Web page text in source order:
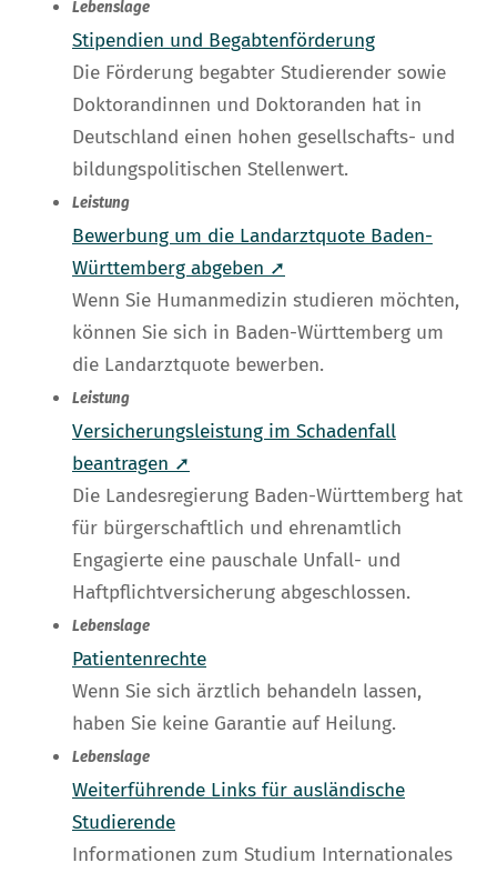
Lebenslage
Stipendien und Begabtenförderung
Die Förderung begabter Studierender sowie
Doktorandinnen und Doktoranden hat in
Deutschland einen hohen gesellschafts- und
bildungspolitischen Stellenwert.
Leistung
Bewerbung um die Landarztquote Baden-
Württemberg abgeben ➚
Wenn Sie Humanmedizin studieren möchten,
können Sie sich in Baden-Württemberg um
die Landarztquote bewerben.
Leistung
Versicherungsleistung im Schadenfall
beantragen ➚
Die Landesregierung Baden-Württemberg hat
für bürgerschaftlich und ehrenamtlich
Engagierte eine pauschale Unfall- und
Haftpflichtversicherung abgeschlossen.
Lebenslage
Patientenrechte
Wenn Sie sich ärztlich behandeln lassen,
haben Sie keine Garantie auf Heilung.
Lebenslage
Weiterführende Links für ausländische
Studierende
Informationen zum Studium Internationales